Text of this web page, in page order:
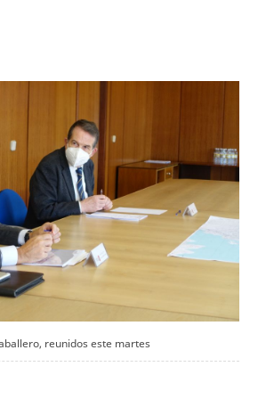
reunidos este martes